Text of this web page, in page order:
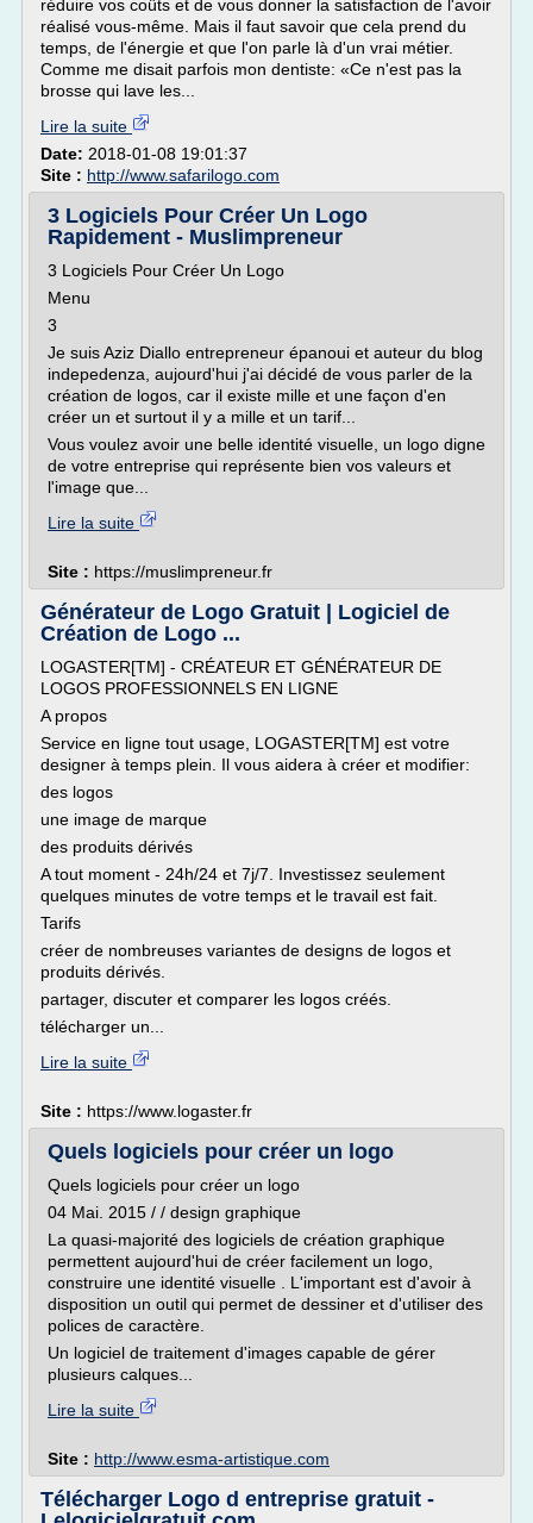
réduire vos coûts et de vous donner la satisfaction de l'avoir
réalisé vous-même. Mais il faut savoir que cela prend du
temps, de l'énergie et que l'on parle là d'un vrai métier.
Comme me disait parfois mon dentiste: «Ce n'est pas la
brosse qui lave les...
Lire la suite
Date: 2018-01-08 19:01:37
Site : http://www.safarilogo.com
3 Logiciels Pour Créer Un Logo
Rapidement - Muslimpreneur
3 Logiciels Pour Créer Un Logo
Menu
3
Je suis Aziz Diallo entrepreneur épanoui et auteur du blog
indepedenza, aujourd'hui j'ai décidé de vous parler de la
création de logos, car il existe mille et une façon d'en
créer un et surtout il y a mille et un tarif...
Vous voulez avoir une belle identité visuelle, un logo digne
de votre entreprise qui représente bien vos valeurs et
l'image que...
Lire la suite
Site : https://muslimpreneur.fr
Générateur de Logo Gratuit | Logiciel de
Création de Logo ...
LOGASTER[TM] - CRÉATEUR ET GÉNÉRATEUR DE
LOGOS PROFESSIONNELS EN LIGNE
A propos
Service en ligne tout usage, LOGASTER[TM] est votre
designer à temps plein. Il vous aidera à créer et modifier:
des logos
une image de marque
des produits dérivés
A tout moment - 24h/24 et 7j/7. Investissez seulement
quelques minutes de votre temps et le travail est fait.
Tarifs
créer de nombreuses variantes de designs de logos et
produits dérivés.
partager, discuter et comparer les logos créés.
télécharger un...
Lire la suite
Site : https://www.logaster.fr
Quels logiciels pour créer un logo
Quels logiciels pour créer un logo
04 Mai. 2015 / / design graphique
La quasi-majorité des logiciels de création graphique
permettent aujourd'hui de créer facilement un logo,
construire une identité visuelle . L'important est d'avoir à
disposition un outil qui permet de dessiner et d'utiliser des
polices de caractère.
Un logiciel de traitement d'images capable de gérer
plusieurs calques...
Lire la suite
Site : http://www.esma-artistique.com
Télécharger Logo d entreprise gratuit -